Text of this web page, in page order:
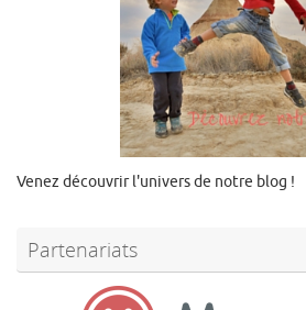
Venez découvrir l'univers de notre blog !
Partenariats